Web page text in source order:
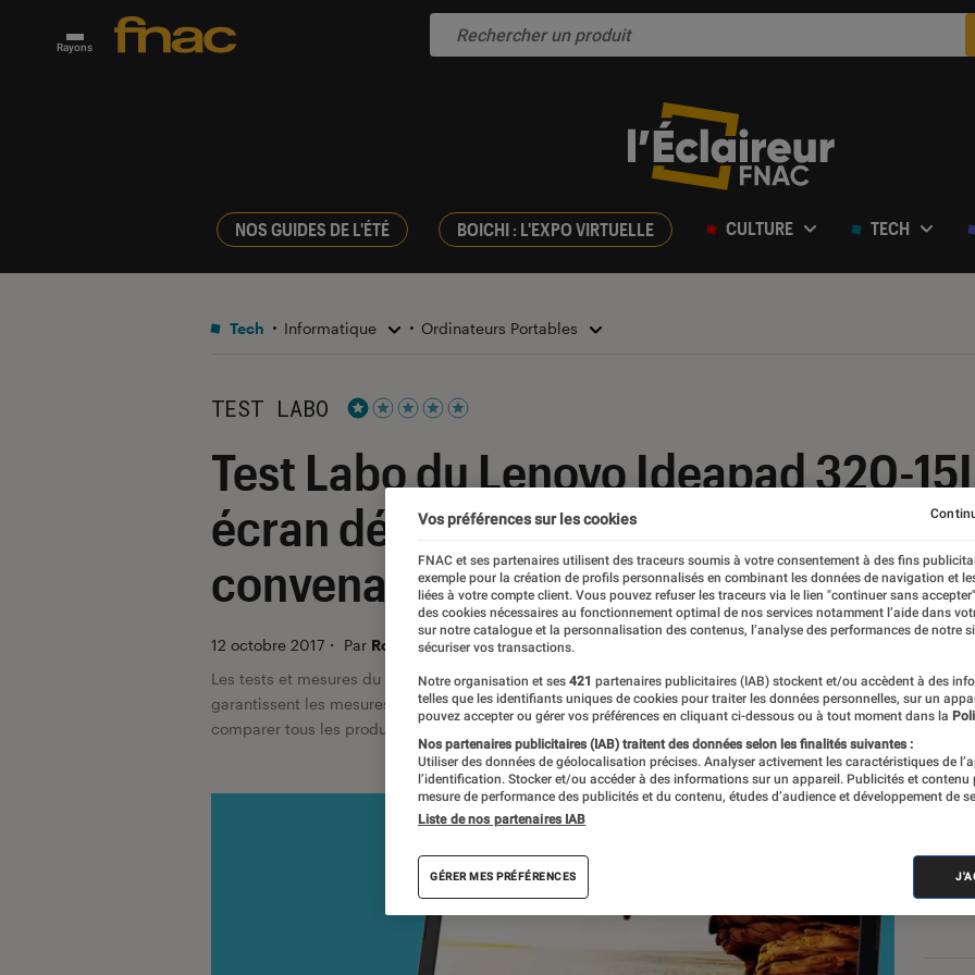
Rayons
NOS GUIDES DE L'ÉTÉ BOICHI : L'EXPO VIRTUELLE CULTURE TECH
Tech Informatique Ordinateurs Portables
TEST LABO
Test Labo du Lenovo Ideapad 320-
écran décevant malgré des
convenables
12 octobre 2017 ・ Par Romain Challand, Lionel Costa
Les tests et mesures du Labo Fnac sont réalisés en toute indépendance du commerce ou des fabricants
garantissent les mesures grâce à leur expertise, et aux équipements de mesures les plus précis. Pour en
comparer tous les produits, visitez notre
comparateur
Vos préférences sur les cookies
FNAC et ses partenaires utilisent des traceurs soumis à votre consentement à des fins
exemple pour la création de profils personnalisés en combinant les données de navigation et
liées à votre compte client. Vous pouvez refuser les traceurs via le lien "continuer sans
des cookies nécessaires au fonctionnement optimal de nos services notamment l’aide dans
sur notre catalogue et la personnalisation des contenus, l’analyse des performances de notre
sécuriser vos transactions.
Notre organisation et ses 421 partenaires publicitaires (IAB) stockent et/ou accèdent à des
telles que les identifiants uniques de cookies pour traiter les données personnelles, sur un
pouvez accepter ou gérer vos préférences en cliquant ci-dessous ou à tout moment dans la
Nos partenaires publicitaires (IAB) traitent des données selon les finalités suivantes :
Utiliser des données de géolocalisation précises. Analyser activement les caractéristiques de
l’identification. Stocker et/ou accéder à des informations sur un appareil. Publicités et contenu
mesure de performance des publicités et du contenu, études d’audience et développement de
Liste de nos partenaires IAB
GÉRER MES PRÉFÉRENCES